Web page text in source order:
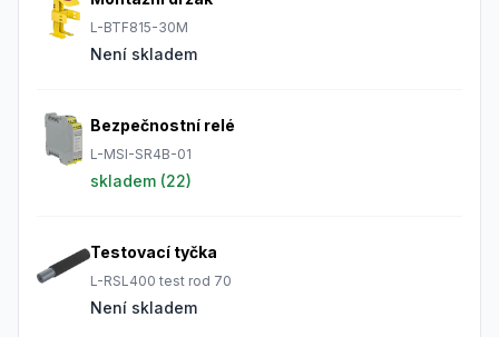
L-BTF815-30M
Není skladem
Bezpečnostní relé
L-MSI-SR4B-01
skladem (22)
Testovací tyčka
L-RSL400 test rod 70
Není skladem